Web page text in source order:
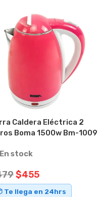
Caldera Eléctrica 2
Boma 1500w Bm-1009
En stock
$455
Te llega en 24hrs